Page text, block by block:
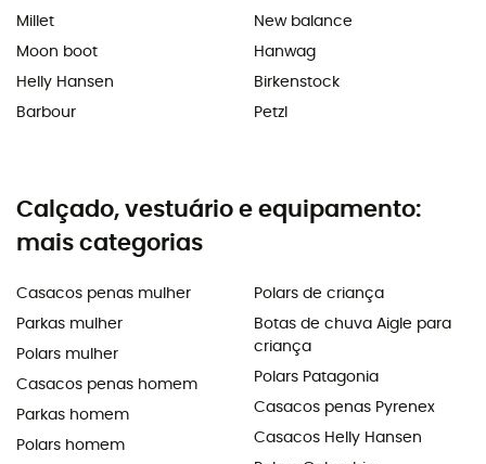
Millet
Moon boot
Helly Hansen
Barbour
New balance
Hanwag
Birkenstock
Petzl
Calçado, vestuário e equipamento:
mais categorias
Casacos penas mulher
Parkas mulher
Polars mulher
Casacos penas homem
Parkas homem
Polars homem
Polars de criança
Botas de chuva Aigle para
criança
Polars Patagonia
Casacos penas Pyrenex
Casacos Helly Hansen